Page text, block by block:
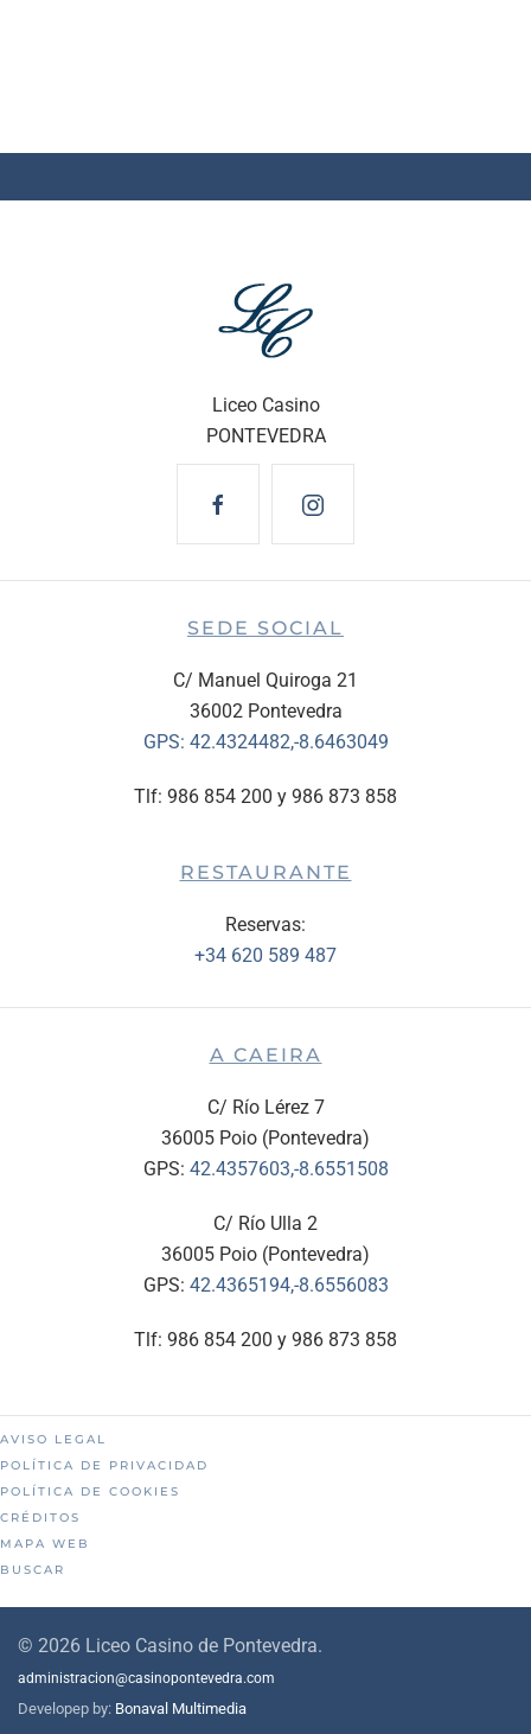
Liceo Casino
PONTEVEDRA
SEDE SOCIAL
C/ Manuel Quiroga 21
36002 Pontevedra
GPS: 42.4324482,-8.6463049
Tlf: 986 854 200 y 986 873 858
RESTAURANTE
Reservas:
+34 620 589 487
A CAEIRA
C/ Río Lérez 7
36005 Poio (Pontevedra)
GPS: 42.4357603,-8.6551508
C/ Río Ulla 2
36005 Poio (Pontevedra)
GPS: 42.4365194,-8.6556083
Tlf: 986 854 200 y 986 873 858
AVISO LEGAL
POLÍTICA DE PRIVACIDAD
POLÍTICA DE COOKIES
CRÉDITOS
MAPA WEB
BUSCAR
© 2026 Liceo Casino de Pontevedra.
administracion@casinopontevedra.com
Developep by: Bonaval Multimedia